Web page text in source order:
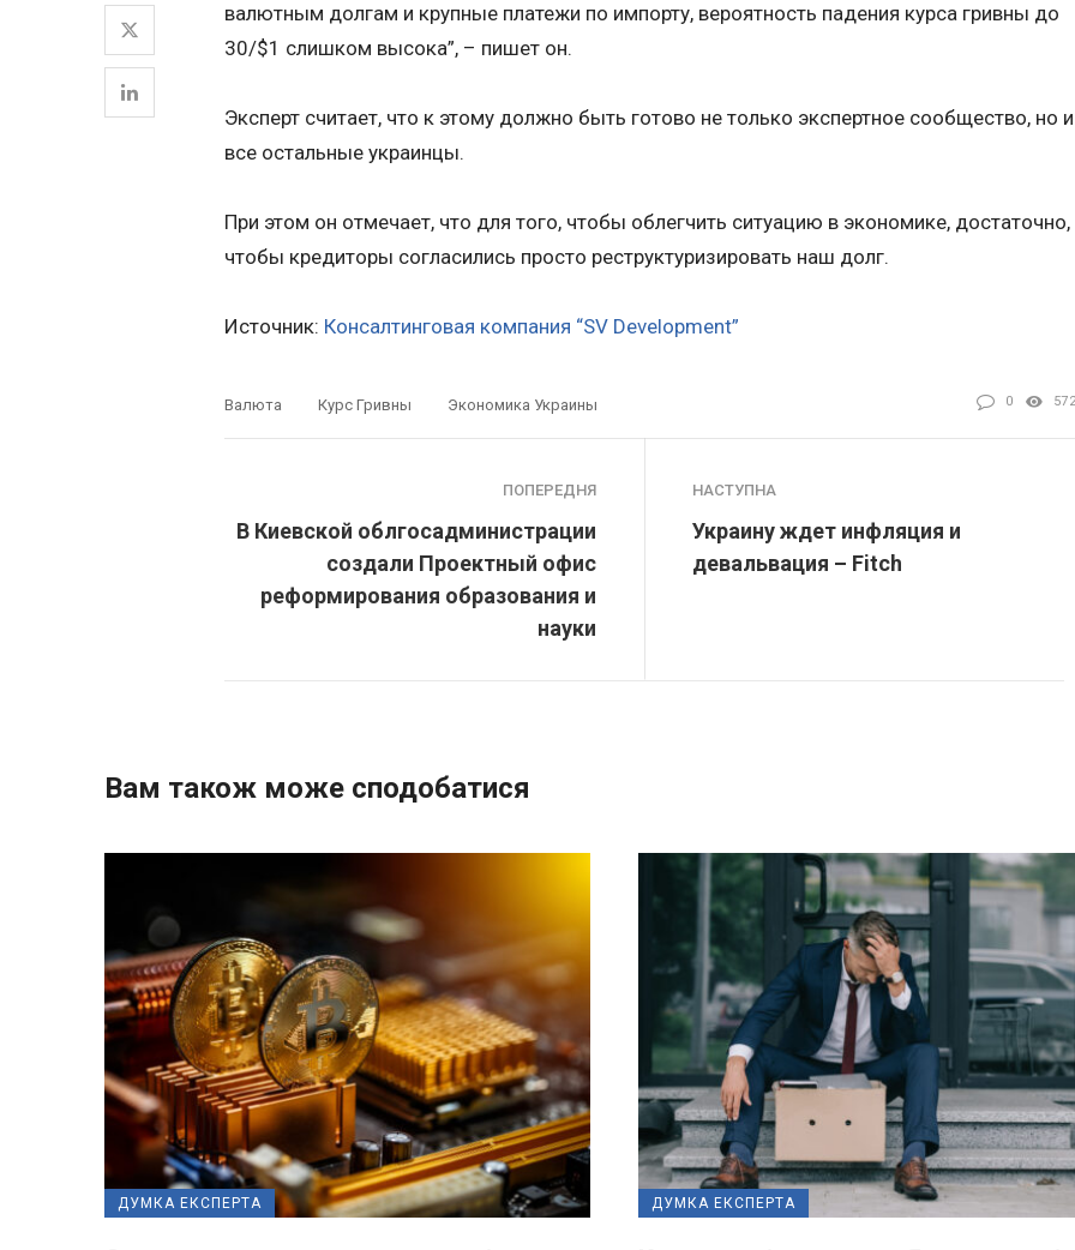
валютным долгам и крупные платежи по импорту, вероятность падения курса гривны до
30/$1 слишком высока”, – пишет он.
Эксперт считает, что к этому должно быть готово не только экспертное сообщество, но и
все остальные украинцы.
При этом он отмечает, что для того, чтобы облегчить ситуацию в экономике, достаточно,
чтобы кредиторы согласились просто реструктуризировать наш долг.
Источник: Консалтинговая компания “SV Development”
Валюта Курс Гривны Экономика Украины 0 572
ПОПЕРЕДНЯ
В Киевской облгосадминистрации
создали Проектный офис
реформирования образования и
науки
НАСТУПНА
Украину ждет инфляция и
девальвация – Fitch
Вам також може сподобатися
ДУМКА ЕКСПЕРТА ДУМКА ЕКСПЕРТА